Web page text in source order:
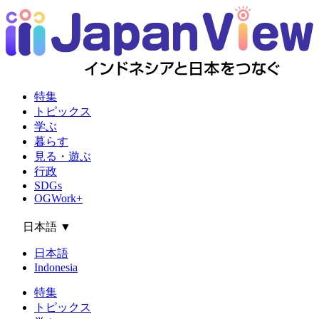
特集
トピックス
学ぶ
暮らす
見る・遊ぶ
行政
SDGs
OGWork+
日本語 ▼
日本語
Indonesia
特集
トピックス